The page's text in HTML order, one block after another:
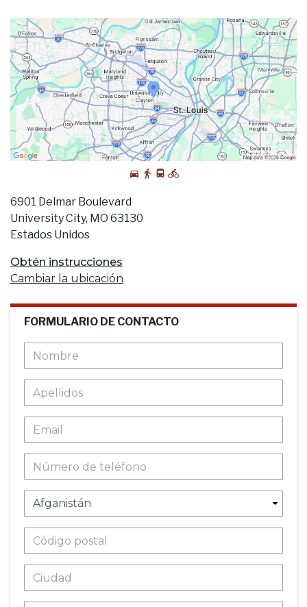
6901 Delmar Boulevard
University City, MO 63130
Estados Unidos
Obtén instrucciones
Cambiar la ubicación
FORMULARIO DE CONTACTO